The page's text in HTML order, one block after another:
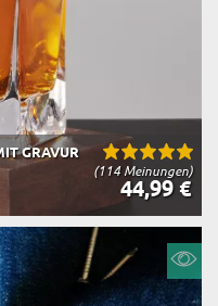
(114 Meinungen)
GRAVUR
44,99 €